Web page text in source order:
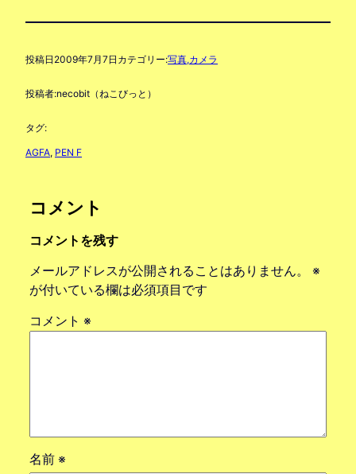
投稿日 2009年7月7日 カテゴリー:写真,カメラ
投稿者:necobit（ねこびっと）
タグ:
AGFA, PEN F
コメント
コメントを残す
メールアドレスが公開されることはありません。
※
が付いている欄は必須項目です
コメント ※
名前 ※